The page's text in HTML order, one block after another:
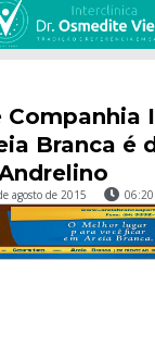
Companhia
Branca é
agosto de 2015 06:20